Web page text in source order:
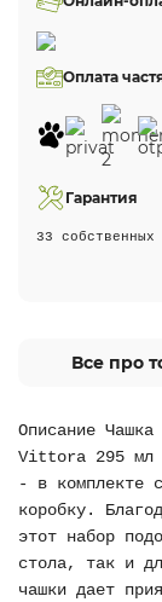
Оплата
Гарантия
33
Все про
Описание
Vittora 295 мл
- в комплекте
коробку.
этот набор
стола, так и
чашки дает